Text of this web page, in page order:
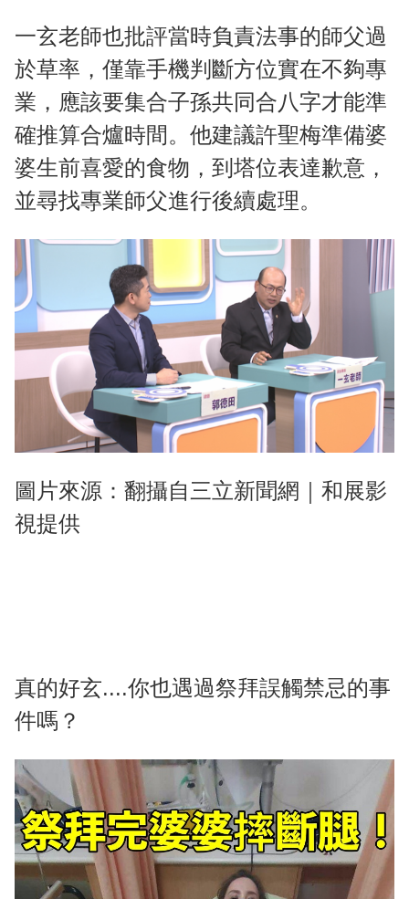
一玄老師也批評當時負責法事的師父過
於草率，僅靠手機判斷方位實在不夠專
業，應該要集合子孫共同合八字才能準
確推算合爐時間。他建議許聖梅準備婆
婆生前喜愛的食物，到塔位表達歉意，
並尋找專業師父進行後續處理。
圖片來源：翻攝自三立新聞網｜和展影
視提供
真的好玄....你也遇過祭拜誤觸禁忌的事
件嗎？